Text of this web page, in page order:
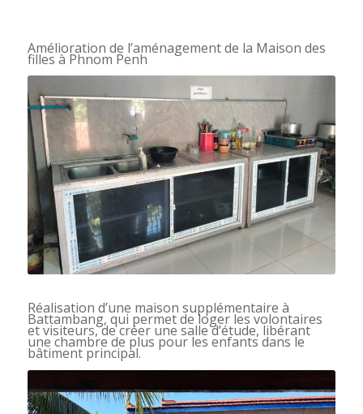
Amélioration de l’aménagement de la Maison des
filles à Phnom Penh
Réalisation d’une maison supplémentaire à
Battambang, qui permet de loger les volontaires
et visiteurs, de créer une salle d’étude, libérant
une chambre de plus pour les enfants dans le
bâtiment principal.